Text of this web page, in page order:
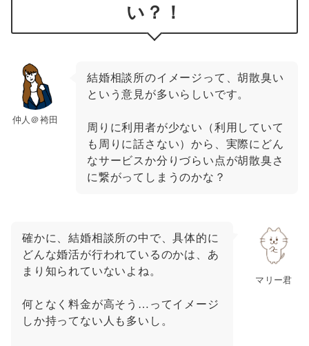
い？！
仲人＠袴田
結婚相談所のイメージって、胡散臭い
という意見が多いらしいです。
周りに利用者が少ない（利用していて
も周りに話さない）から、実際にどん
なサービスか分りづらい点が胡散臭さ
に繋がってしまうのかな？
マリー君
確かに、結婚相談所の中で、具体的に
どんな婚活が行われているのかは、あ
まり知られていないよね。
何となく料金が高そう…ってイメージ
しか持ってない人も多いし。